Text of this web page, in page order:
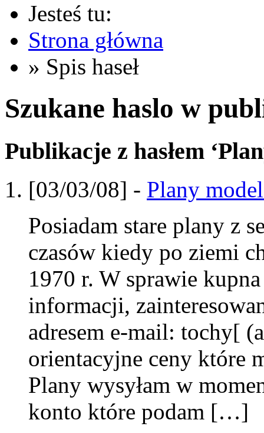
Jesteś tu:
Strona główna
» Spis haseł
Szukane haslo w
Publikacje z hasłem
[03/03/08] - Plany
Posiadam stare plany z
czasów kiedy po ziemi
1970 r. W sprawie
informacji,
adresem e-mail: tochy[
orientacyjne ceny które
Plany wysyłam w
konto które podam […]